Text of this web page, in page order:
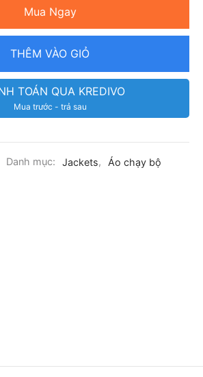
Mua Ngay
THÊM VÀO GIỎ
TOÁN QUA KREDIVO
Mua trước - trả sau
Danh mục: Jackets,
Áo chạy bộ